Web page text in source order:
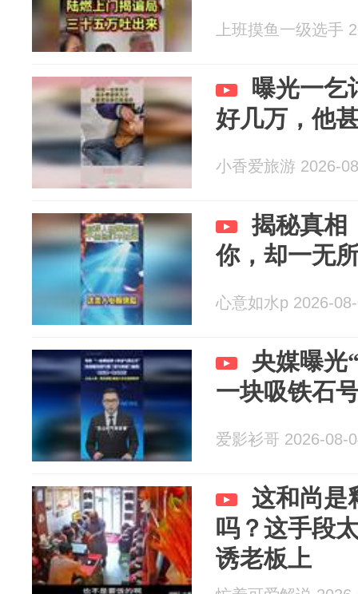
上班摸鱼一级选手
曝光一乞
好几万，他
小香爱旅游 2026-
揭秘真相
你，却一无
心意如水p 2026-
央媒曝光
一块吸铁石
爱影衫哥 2026-08-
这和尚是
吗？这手段
诱老板上